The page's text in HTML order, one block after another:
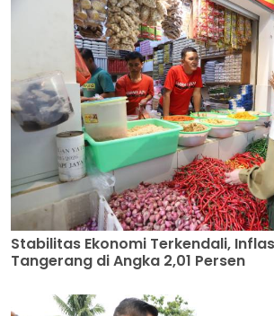
Stabilitas Ekonomi Terkendali,
Tangerang di Angka 2,01 Persen